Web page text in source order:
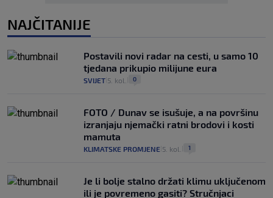
NAJČITANIJE
Postavili novi radar na cesti, u samo 10
tjedana prikupio milijune eura
SVIJET 5. kol. 0
FOTO / Dunav se isušuje, a na površinu
izranjaju njemački ratni brodovi i kosti
mamuta
KLIMATSKE PROMJENE 5. kol. 1
Je li bolje stalno držati klimu uključenom
ili je povremeno gasiti? Stručnjaci